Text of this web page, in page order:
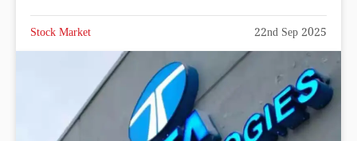
Stock Market 22nd Sep 2025